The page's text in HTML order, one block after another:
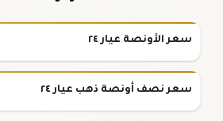
سعر الأونصة عيار ٢٤
سعر نصف أونصة ذهب عيار ٢٤